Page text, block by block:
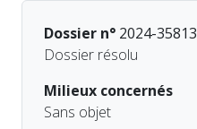
Dossier n° 2024-35813
Dossier résolu
Milieux concernés
Sans objet